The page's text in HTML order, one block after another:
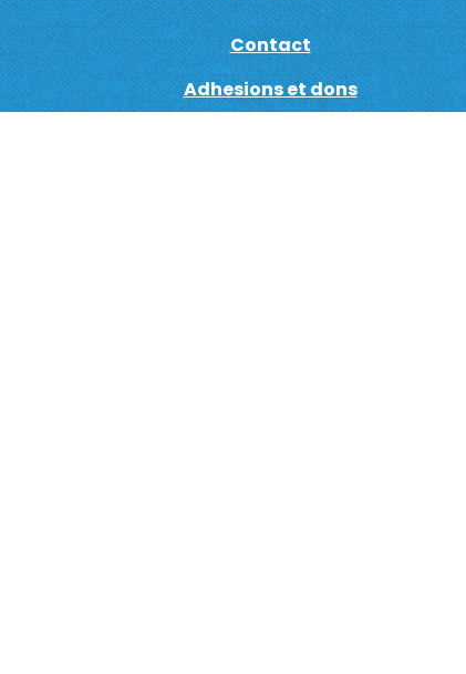
Contact
Adhesions et dons